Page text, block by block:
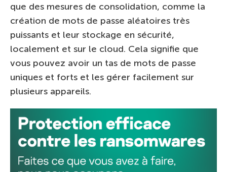
que des mesures de consolidation, comme la
création de mots de passe aléatoires très
puissants et leur stockage en sécurité,
localement et sur le cloud. Cela signifie que
vous pouvez avoir un tas de mots de passe
uniques et forts et les gérer facilement sur
plusieurs appareils.